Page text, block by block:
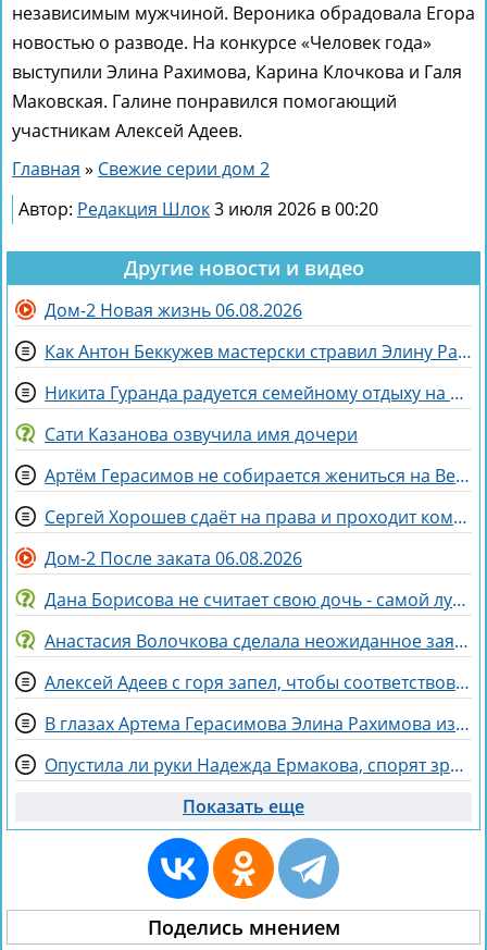
независимым мужчиной. Вероника обрадовала Егора
новостью о разводе. На конкурсе «Человек года»
выступили Элина Рахимова, Карина Клочкова и Галя
Маковская. Галине понравился помогающий
участникам Алексей Адеев.
Главная » Свежие серии дом 2
Автор: Редакция Шлок3 июля 2026 в 00:20
Другие новости и видео
Дом-2 Новая жизнь 06.08.2026
Как Антон Беккужев мастерски стравил Элину Рахимову и Веронику Гракович
Никита Гуранда радуется семейному отдыху на Майорке
Сати Казанова озвучила имя дочери
Артём Герасимов не собирается жениться на Веронике Строгановой
Сергей Хорошев сдаёт на права и проходит комиссию
Дом-2 После заката 06.08.2026
Дана Борисова не считает свою дочь - самой лучшей дочерью на свете
Анастасия Волочкова сделала неожиданное заявление о дочери
Алексей Адеев с горя запел, чтобы соответствовать Иване Михайличенко
В глазах Артема Герасимова Элина Рахимова из «питбуля» превратилась в «роллы»
Опустила ли руки Надежда Ермакова, спорят зрители Дома 2
Показать еще
Поделись мнением